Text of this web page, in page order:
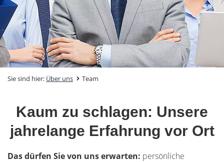
Sie sind hier: Über uns Team
Kaum zu schlagen: Unsere
jahrelange Erfahrung vor Ort
Das dürfen Sie von uns erwarten: persönliche